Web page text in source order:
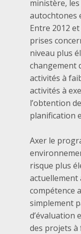
ministère,
autochtones
Entre 2012
prises
niveau plus
changement
activités à
activités à
l’obtention
planification
Axer le
risque plus
actuellement
compétence
simplement
d’évaluation
des projets à